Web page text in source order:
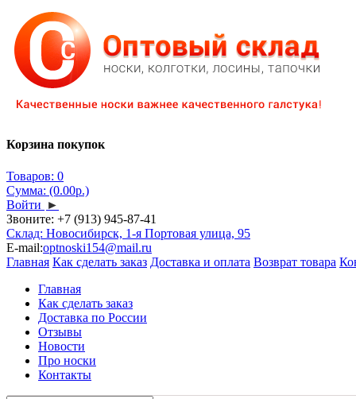
Корзина покупок
Товаров: 0
Сумма: (0.00р.)
Войти ►
Звоните: +7 (913) 945-87-41
Склад: Новосибирск, 1-я Портовая улица, 95
E-mail:optnoski154@mail.ru
Главная Как сделать заказ Доставка и оплата Возврат товара
Главная
Как сделать заказ
Доставка по России
Отзывы
Новости
Про носки
Контакты